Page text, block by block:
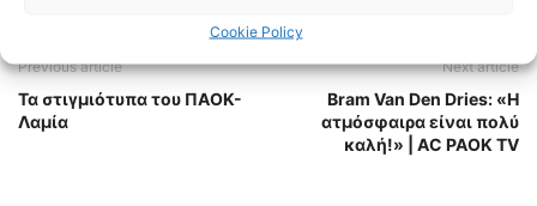
Cookie Policy
Previous article
Τα στιγμιότυπα του ΠΑΟΚ-
Λαμία
Next article
Bram Van Den Dries: «Η
ατμόσφαιρα είναι πολύ
καλή!» | AC PAOK TV